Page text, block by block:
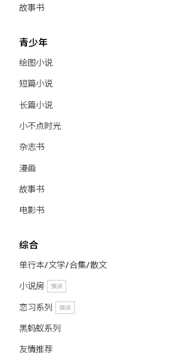
故事书
青少年
绘图小说
短篇小说
长篇小说
小不点时光
杂志书
漫画
故事书
电影书
综合
单行本/文学/合集/散文
小说房
慎读
恋习系列 慎读
黑蚂蚁系列
友情推荐